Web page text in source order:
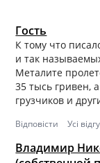
Гость
К тому что
и так
Металите
35 тысь гривен,
грузчиков и
Відповісти Усі
Владимир